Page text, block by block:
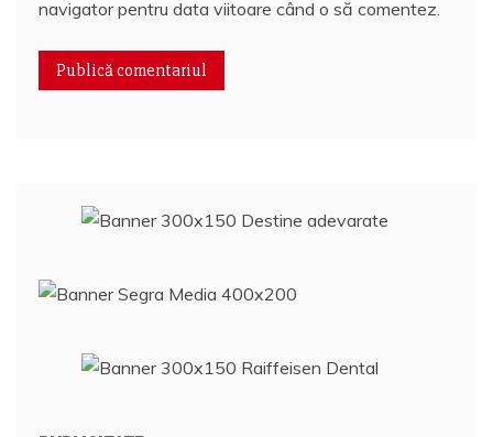
navigator pentru data viitoare când o să comentez.